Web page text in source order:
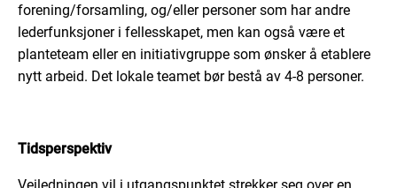
forening/forsamling, og/eller personer som har andre
lederfunksjoner i fellesskapet, men kan også være et
planteteam eller en initiativgruppe som ønsker å etablere
nytt arbeid. Det lokale teamet bør bestå av 4-8 personer.
Tidsperspektiv